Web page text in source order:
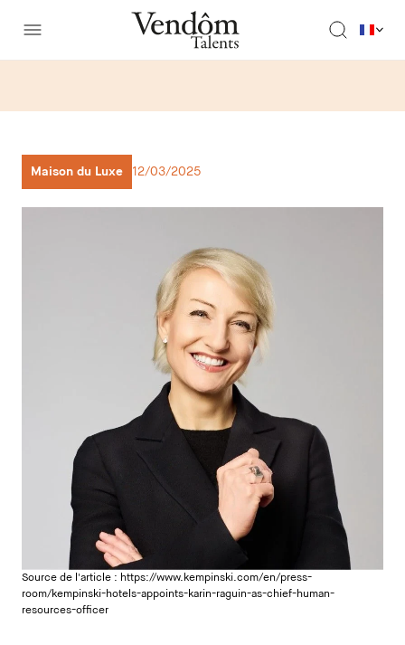
Maison du Luxe 12/03/2025
Source de l'article : https://www.kempinski.com/en/press-
room/kempinski-hotels-appoints-karin-raguin-as-chief-human-
resources-officer